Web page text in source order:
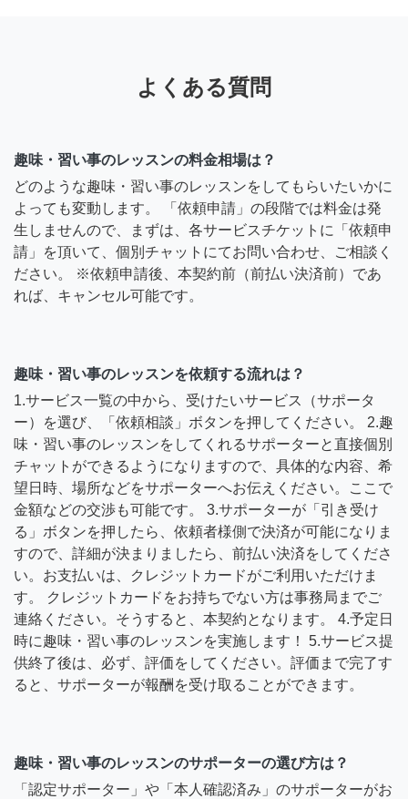
よくある質問
趣味・習い事のレッスンの料金相場は？
どのような趣味・習い事のレッスンをしてもらいたいかに
よっても変動します。 「依頼申請」の段階では料金は発
生しませんので、まずは、各サービスチケットに「依頼申
請」を頂いて、個別チャットにてお問い合わせ、ご相談く
ださい。 ※依頼申請後、本契約前（前払い決済前）であ
れば、キャンセル可能です。
趣味・習い事のレッスンを依頼する流れは？
1.サービス一覧の中から、受けたいサービス（サポータ
ー）を選び、「依頼相談」ボタンを押してください。 2.趣
味・習い事のレッスンをしてくれるサポーターと直接個別
チャットができるようになりますので、具体的な内容、希
望日時、場所などをサポーターへお伝えください。ここで
金額などの交渉も可能です。 3.サポーターが「引き受け
る」ボタンを押したら、依頼者様側で決済が可能になりま
すので、詳細が決まりましたら、前払い決済をしてくださ
い。お支払いは、クレジットカードがご利用いただけま
す。 クレジットカードをお持ちでない方は事務局までご
連絡ください。そうすると、本契約となります。 4.予定日
時に趣味・習い事のレッスンを実施します！ 5.サービス提
供終了後は、必ず、評価をしてください。評価まで完了す
ると、サポーターが報酬を受け取ることができます。
趣味・習い事のレッスンのサポーターの選び方は？
「認定サポーター」や「本人確認済み」のサポーターがお